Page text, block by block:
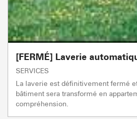
[FERMÉ] Laverie
SERVICES
La laverie est définitivement fermé
bâtiment sera transformé en
compréhension.